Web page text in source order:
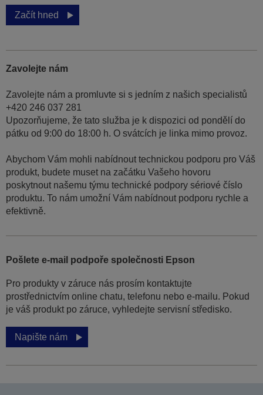
Začít hned
Zavolejte nám
Zavolejte nám a promluvte si s jedním z našich specialistů
+420 246 037 281
Upozorňujeme, že tato služba je k dispozici od pondělí do
pátku od 9:00 do 18:00 h. O svátcích je linka mimo provoz.
Abychom Vám mohli nabídnout technickou podporu pro Váš
produkt, budete muset na začátku Vašeho hovoru
poskytnout našemu týmu technické podpory sériové číslo
produktu. To nám umožní Vám nabídnout podporu rychle a
efektivně.
Pošlete e-mail podpoře společnosti Epson
Pro produkty v záruce nás prosím kontaktujte
prostřednictvím online chatu, telefonu nebo e-mailu. Pokud
je váš produkt po záruce, vyhledejte servisní středisko.
Napište nám